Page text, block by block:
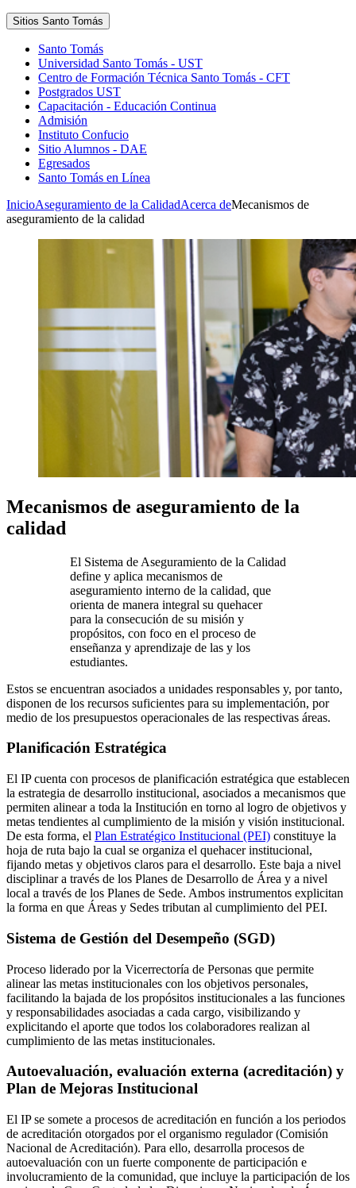
Sitios Santo Tomás
Santo Tomás
Universidad Santo Tomás - UST
Centro de Formación Técnica Santo Tomás - CFT
Postgrados UST
Capacitación - Educación Continua
Admisión
Instituto Confucio
Sitio Alumnos - DAE
Egresados
Santo Tomás en Línea
InicioAseguramiento de la CalidadAcerca deMecanismos de
aseguramiento de la calidad
Mecanismos de aseguramiento de la
calidad
El Sistema de Aseguramiento de la Calidad
define y aplica mecanismos de
aseguramiento interno de la calidad, que
orienta de manera integral su quehacer
para la consecución de su misión y
propósitos, con foco en el proceso de
enseñanza y aprendizaje de las y los
estudiantes.
Estos se encuentran asociados a unidades responsables y, por tanto,
disponen de los recursos suficientes para su implementación, por
medio de los presupuestos operacionales de las respectivas áreas.
Planificación Estratégica
El IP cuenta con procesos de planificación estratégica que establecen
la estrategia de desarrollo institucional, asociados a mecanismos que
permiten alinear a toda la Institución en torno al logro de objetivos y
metas tendientes al cumplimiento de la misión y visión institucional.
De esta forma, el Plan Estratégico Institucional (PEI) constituye la
hoja de ruta bajo la cual se organiza el quehacer institucional,
fijando metas y objetivos claros para el desarrollo. Este baja a nivel
disciplinar a través de los Planes de Desarrollo de Área y a nivel
local a través de los Planes de Sede. Ambos instrumentos explicitan
la forma en que Áreas y Sedes tributan al cumplimiento del PEI.
Sistema de Gestión del Desempeño (SGD)
Proceso liderado por la Vicerrectoría de Personas que permite
alinear las metas institucionales con los objetivos personales,
facilitando la bajada de los propósitos institucionales a las funciones
y responsabilidades asociadas a cada cargo, visibilizando y
explicitando el aporte que todos los colaboradores realizan al
cumplimiento de las metas institucionales.
Autoevaluación, evaluación externa (acreditación) y
Plan de Mejoras Institucional
El IP se somete a procesos de acreditación en función a los periodos
de acreditación otorgados por el organismo regulador (Comisión
Nacional de Acreditación). Para ello, desarrolla procesos de
autoevaluación con un fuerte componente de participación e
involucramiento de la comunidad, que incluye la participación de los